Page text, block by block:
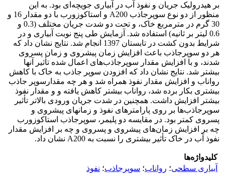
بر هیدرولیک جریان و نفوذ آب در آبیاری جویچه‌ای بود. به این
منظور از دو نوع سوپرجاذب A200 و استاکوزورب با دو مقدار 16 و
30 گرم در مترمربع خاک، و تحت دو شدت جریان مختلف (0.3 و
0.6 لیتر بر ثانیه) استفاده شد. آزمایش طی پنج نوبت آبیاری و در
شرایط بدون کشت در تابستان 1397 انجام شد. نتایج نشان داد که
هر دو سوپرجاذب باعث افزایش زمان پیشروی و زمان پسروی
شدند، و با افزایش مقدار سوپرجاذب‌های اعمال شده تأثیر آنها
بیشتر شد. نتایج نشان داد که افزودن سوپر جاذب به خاک با کاهش
رواناب و افزایش مقدار نفوذ همراه شد و هر چه مقدارسوپر جاذب
بیشتری بکار برده شد، رواناب بیشتر کاهش یافته و و مقدار نفوذ
بیشتر افزایش داشت. همچنین در شدت جریان ورودی بالاتر تأثیر
سوپرجاذب‌ها بر روی پارامترهای نفوذ و زمانهای پیشروی و
پسروی کمتر بود. در مقایسه دو پلیمر، سوپرجاذب استاکوزورب
چه بر افزایش زمان‌های پیشروی و پسروی و چه بر افزایش مقدار
نفوذ آب در خاک تأثیر بیشتری را نسبت به A200 نشان داد.
کلیدواژه‌ها
آبیاری سطحی؛ رواناب؛ سوپرجاذب؛ نفوذ